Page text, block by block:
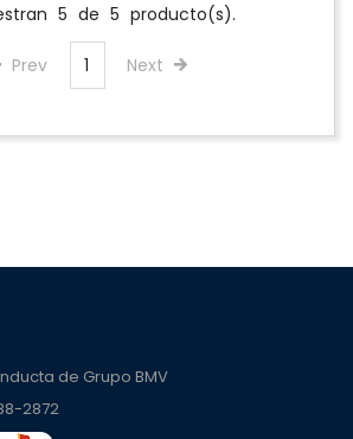
5 de 5 producto(s).
Prev 1 Next
de Grupo BMV
2872